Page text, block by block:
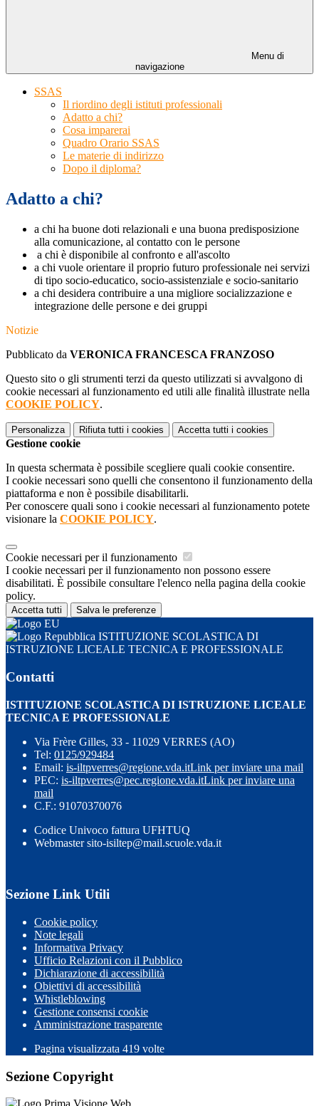
Menu di
navigazione
SSAS
Il riordino degli istituti professionali
Adatto a chi?
Cosa imparerai
Quadro Orario SSAS
Le materie di indirizzo
Dopo il diploma?
Adatto a chi?
a chi ha buone doti relazionali e una buona predisposizione
alla comunicazione, al contatto con le persone
a chi è disponibile al confronto e all'ascolto
a chi vuole orientare il proprio futuro professionale nei servizi
di tipo socio-educatico, socio-assistenziale e socio-sanitario
a chi desidera contribuire a una migliore socializzazione e
integrazione delle persone e dei gruppi
Notizie
Pubblicato da VERONICA FRANCESCA FRANZOSO
Questo sito o gli strumenti terzi da questo utilizzati si avvalgono di
cookie necessari al funzionamento ed utili alle finalità illustrate nella
COOKIE POLICY.
Personalizza Rifiuta tutti i cookies Accetta tutti i cookies
Gestione cookie
In questa schermata è possibile scegliere quali cookie consentire.
I cookie necessari sono quelli che consentono il funzionamento della
piattaforma e non è possibile disabilitarli.
Per conoscere quali sono i cookie necessari al funzionamento potete
visionare la COOKIE POLICY.
Cookie necessari per il funzionamento
I cookie necessari per il funzionamento non possono essere
disabilitati. È possibile consultare l'elenco nella pagina della cookie
policy.
Accetta tutti Salva le preferenze
ISTITUZIONE SCOLASTICA DI
ISTRUZIONE LICEALE TECNICA E PROFESSIONALE
Contatti
ISTITUZIONE SCOLASTICA DI ISTRUZIONE LICEALE
TECNICA E PROFESSIONALE
Via Frère Gilles, 33 - 11029 VERRES (AO)
Tel: 0125/929484
Email: is-iltpverres@regione.vda.itLink per inviare una mail
PEC: is-iltpverres@pec.regione.vda.itLink per inviare una
mail
C.F.: 91070370076
Codice Univoco fattura UFHTUQ
Webmaster sito-isiltep@mail.scuole.vda.it
Sezione Link Utili
Cookie policy
Note legali
Informativa Privacy
Ufficio Relazioni con il Pubblico
Dichiarazione di accessibilità
Obiettivi di accessibilità
Whistleblowing
Gestione consensi cookie
Amministrazione trasparente
Pagina visualizzata 419 volte
Sezione Copyright